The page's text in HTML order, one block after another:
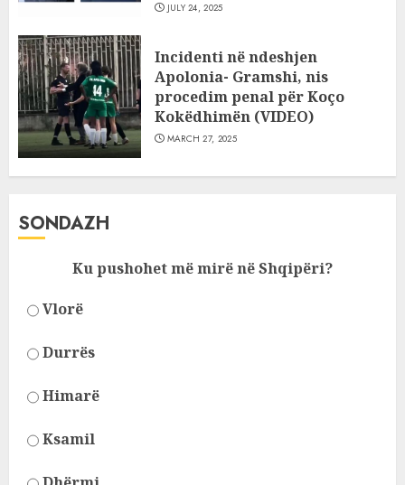
JULY 24, 2025
Incidenti në ndeshjen
Apolonia- Gramshi, nis
procedim penal për Koço
Kokëdhimën (VIDEO)
MARCH 27, 2025
SONDAZH
Ku pushohet më mirë në Shqipëri?
Vlorë
Durrës
Himarë
Ksamil